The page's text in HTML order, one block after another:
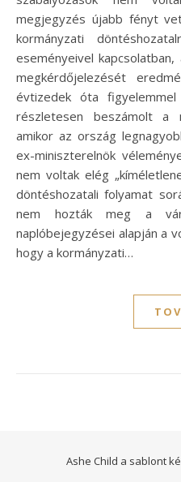
megjegyzés újabb fényt
kormányzati
eseményeivel
megkérdőjelezését
évtizedek óta
részletesen beszámolt a
amikor az ország
ex-miniszterelnök
nem voltak elég
döntéshozatali folyamat
nem hozták meg a várt
naplóbejegyzései alapján a
hogy a kormányzati…
Ashe Child a sablont